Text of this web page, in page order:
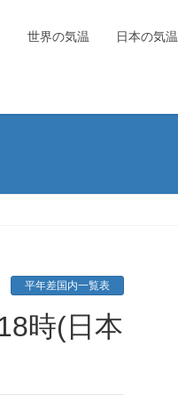
世界の気温 日本の気温
平年差国内一覧表